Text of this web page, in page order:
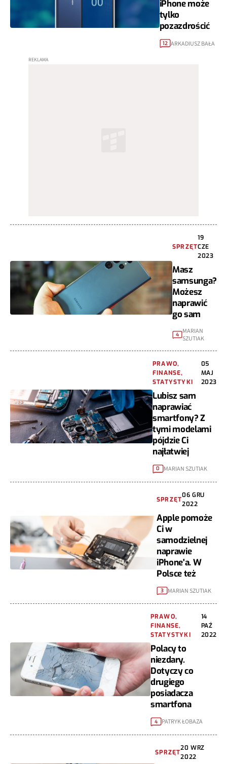
iPhone może
tylko
pozazdrościć
12 ARKADIUSZ BAŁA
SPRZĘT
19
CZE
2023
Masz
samsunga?
Możesz
naprawić
go sam
4
MARIAN
SZUTIAK
PRAWO,
FINANSE,
STATYSTYKI
05
MAJ
2023
Lubisz sam
naprawiać
smartfony? Z
tymi modelami
pójdzie Ci
najłatwiej
0 MARIAN SZUTIAK
SPRZĘT
06 GRU
2022
Apple pomoże
Ci w
samodzielnej
naprawie
iPhone'a. W
Polsce też
3 MARIAN SZUTIAK
PRAWO,
FINANSE,
STATYSTYKI
14
PAŹ
2022
Polacy to
niezdary.
Dotyczy co
drugiego
posiadacza
smartfona
4 PATRYK ŁOBAZA
SPRZĘT
20 WRZ
2022